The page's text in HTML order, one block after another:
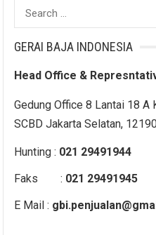
Search
for:
GERAI BAJA INDONESIA
Head Office &
Gedung Office 8 Lantai 18 A
SCBD Jakarta Selatan,
Hunting : 021 29491944
Faks : 021 29491945
E Mail :